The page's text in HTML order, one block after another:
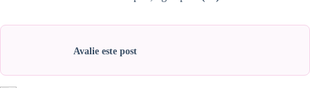
Avalie este post